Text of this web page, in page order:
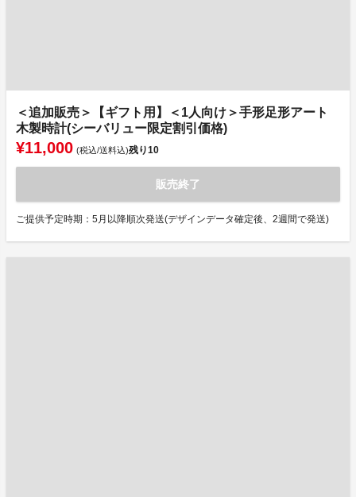
＜追加販売＞【ギフト用】＜1人向け＞手形足形アート
木製時計(シーバリュー限定割引価格)
¥11,000 (税込/送料込)残り10
販売終了
ご提供予定時期：5月以降順次発送(デザインデータ確定後、2週間で発送)